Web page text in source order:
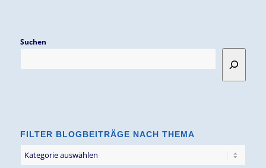
Suchen
FILTER BLOGBEITRÄGE NACH THEMA
Blogbeiträge